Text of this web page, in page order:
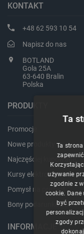
KONTAKT
+48 62 593 10 54
Napisz do nas
BOTLAND
Gola 25A
63-640 Bralin
Polska
PRODUKTY
Promocje
Nowe produkty
Najczęściej kupowane
Kursy elektroniki
Pomysł na prezent
Bony podarunkowe
INFORMACJE
Ta
Ta
używanie
zgodnie z
cookie.
być
zgody